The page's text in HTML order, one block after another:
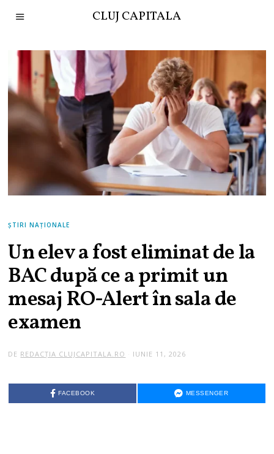
CLUJ CAPITALA
ȘTIRI NAȚIONALE
Un elev a fost eliminat de la
BAC după ce a primit un
mesaj RO-Alert în sala de
examen
DE REDACȚIA CLUJCAPITALA.RO IUNIE 11, 2026
FACEBOOK MESSENGER